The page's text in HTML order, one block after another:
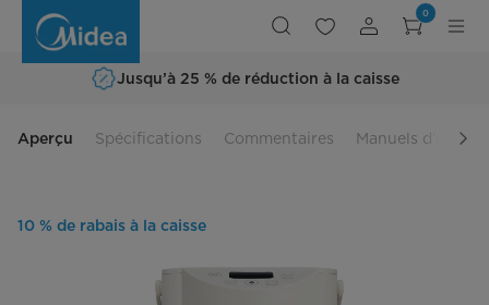
numérique
0
Jusqu’à 25 % de réduction à la caisse
Aperçu Spécifications Commentaires Manuels
10 % de rabais à la caisse